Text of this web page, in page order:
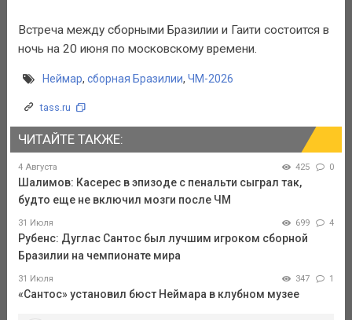
Встреча между сборными Бразилии и Гаити состоится в
ночь на 20 июня по московскому времени.
Неймар, сборная Бразилии, ЧМ-2026
tass.ru
ЧИТАЙТЕ ТАКЖЕ:
4 Августа 425 0
Шалимов: Касерес в эпизоде с пенальти сыграл так,
будто еще не включил мозги после ЧМ
31 Июля 699 4
Рубенс: Дуглас Сантос был лучшим игроком сборной
Бразилии на чемпионате мира
31 Июля 347 1
«Сантос» установил бюст Неймара в клубном музее